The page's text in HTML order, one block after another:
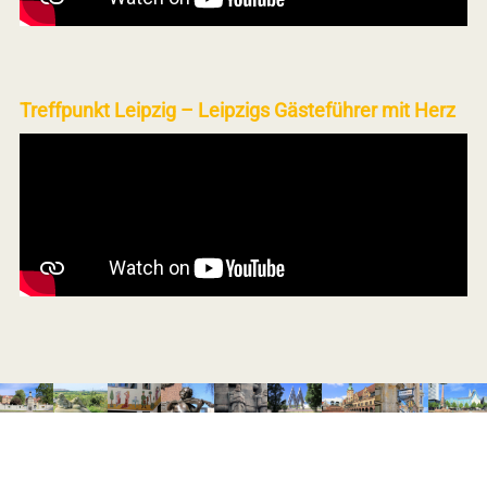
Treffpunkt Leipzig – Leipzigs Gästeführer mit Herz